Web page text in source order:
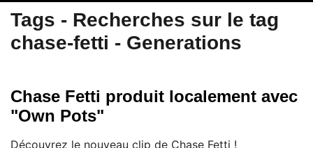
Tags - Recherches sur le tag
chase-fetti - Generations
Chase Fetti produit localement avec
"Own Pots"
Découvrez le nouveau clip de Chase Fetti !